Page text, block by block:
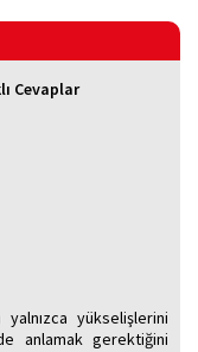
Cevaplar
yükselişlerini
anlamak gerektiğini